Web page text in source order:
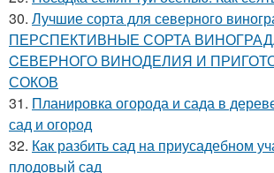
30. Лучшие сорта для северного
ПЕРСПЕКТИВНЫЕ СОРТА
CЕВЕРНОГО ВИНОДЕЛИЯ И
СОКОВ
31. Планировка огорода и сада в
сад и огород
32. Как разбить сад на приусадебном
плодовый сад